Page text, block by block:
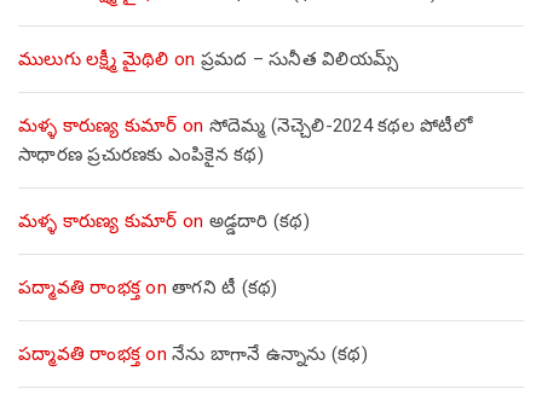
ములుగు లక్ష్మీ మైథిలి on ప్రమద – సునీత విలియమ్స్
మళ్ళ కారుణ్య కుమార్ on సోదెమ్మ (నెచ్చెలి-2024 కథల పోటీలో
సాధారణ ప్రచురణకు ఎంపికైన కథ)
మళ్ళ కారుణ్య కుమార్ on అడ్డదారి (కథ)
పద్మావతి రాంభక్తon తాగని టీ (కథ)
పద్మావతి రాంభక్తon నేను బాగానే ఉన్నాను (క‌థ‌)